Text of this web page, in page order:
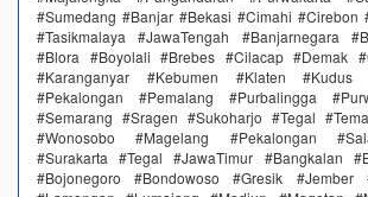
#Sumedang #Banjar #Bekasi #Cimahi #Cirebon
#Tasikmalaya #JawaTengah #Banjarnegara
#Blora #Boyolali #Brebes #Cilacap #Demak
#Karanganyar #Kebumen #Klaten #Kudus
#Pekalongan #Pemalang #Purbalingga
#Semarang #Sragen #Sukoharjo #Tegal
#Wonosobo #Magelang #Pekalongan
#Surakarta #Tegal #JawaTimur #Bangkalan
#Bojonegoro #Bondowoso #Gresik #Jember